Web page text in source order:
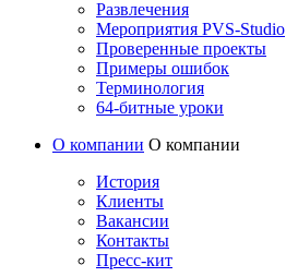
Развлечения
Мероприятия PVS-Studio
Проверенные проекты
Примеры ошибок
Терминология
64-битные уроки
О компании О компании
История
Клиенты
Вакансии
Контакты
Пресс-кит